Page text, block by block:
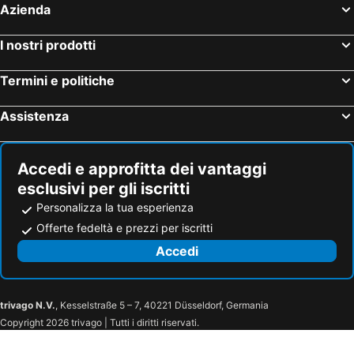
Azienda
I nostri prodotti
Termini e politiche
Assistenza
Accedi e approfitta dei vantaggi
esclusivi per gli iscritti
Personalizza la tua esperienza
Offerte fedeltà e prezzi per iscritti
Accedi
trivago N.V., Kesselstraße 5 – 7, 40221 Düsseldorf, Germania
Copyright 2026 trivago | Tutti i diritti riservati.